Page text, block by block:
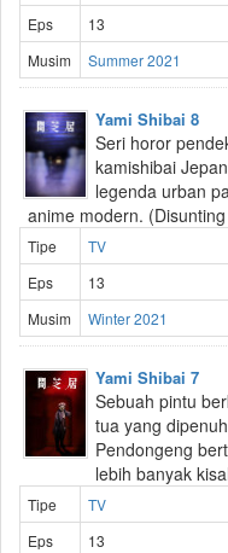
Eps
13
Musim
Summer 2021
Yami Shibai 8
Seri horor
kamishibai
legenda urban
anime modern.
Tipe
TV
Eps
13
Musim
Winter 2021
Yami Shibai 7
Sebuah pintu
tua yang
Pendongeng
lebih banyak
Tipe
TV
Eps
13